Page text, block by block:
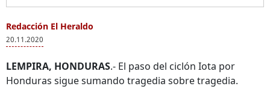
Redacción El Heraldo
20.11.2020
LEMPIRA, HONDURAS.- El paso del ciclón Iota por
Honduras sigue sumando tragedia sobre tragedia.